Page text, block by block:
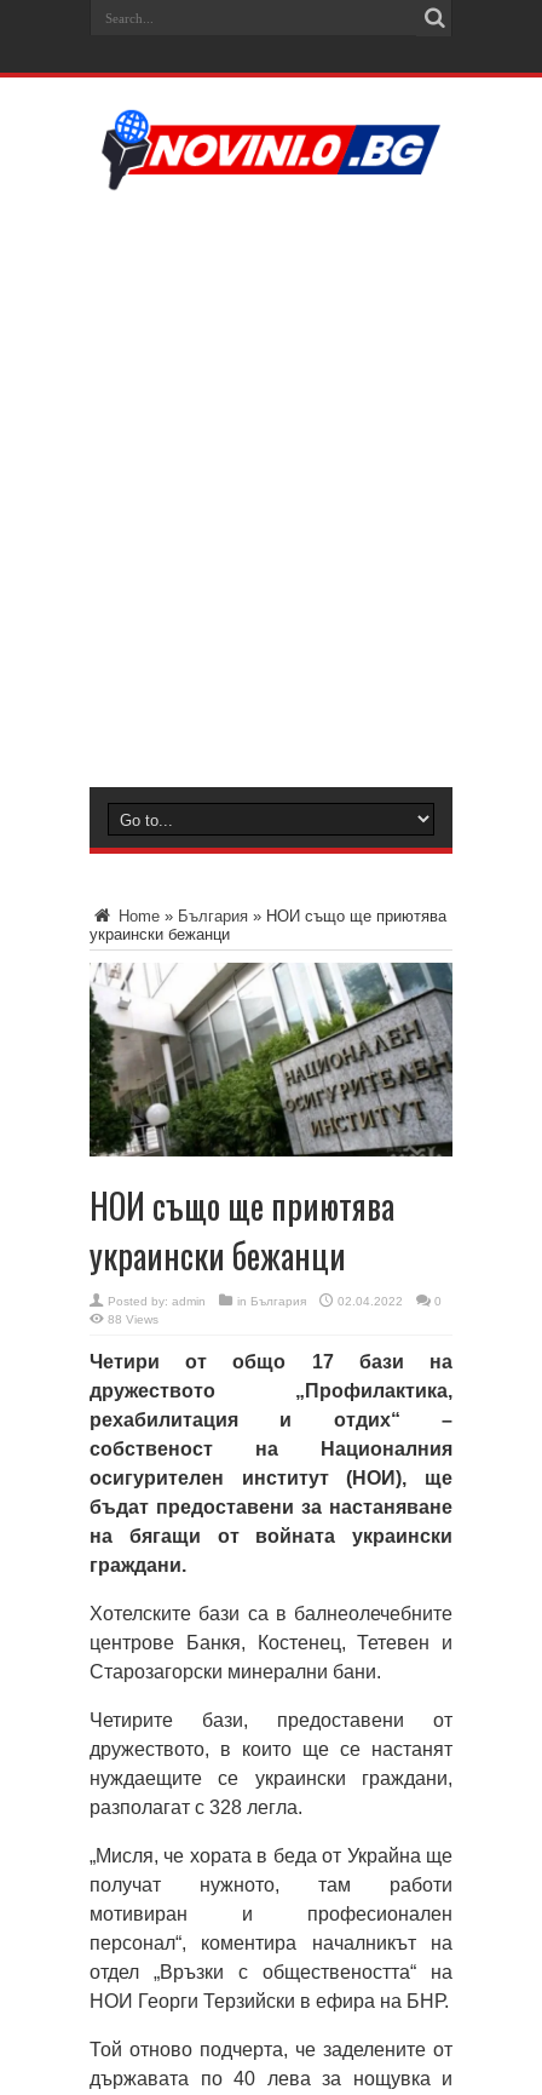
Home » България » НОИ също ще приютява
украински бежанци
НОИ също ще приютява
украински бежанци
Posted by: admin in България 02.04.2022
0
88 Views
Четири от общо 17 бази на
дружеството „Профилактика,
рехабилитация и отдих“ –
собственост на Националния
осигурителен институт (НОИ), ще
бъдат предоставени за настаняване
на бягащи от войната украински
граждани.
Хотелските бази са в балнеолечебните
центрове Банкя, Костенец, Тетевен и
Старозагорски минерални бани.
Четирите бази, предоставени от
дружеството, в които ще се настанят
нуждаещите се украински граждани,
разполагат с 328 легла.
„Мисля, че хората в беда от Украйна ще
получат нужното, там работи
мотивиран и професионален
персонал“, коментира началникът на
отдел „Връзки с обществеността“ на
НОИ Георги Терзийски в ефира на БНР.
Той отново подчерта, че заделените от
държавата по 40 лева за нощувка и